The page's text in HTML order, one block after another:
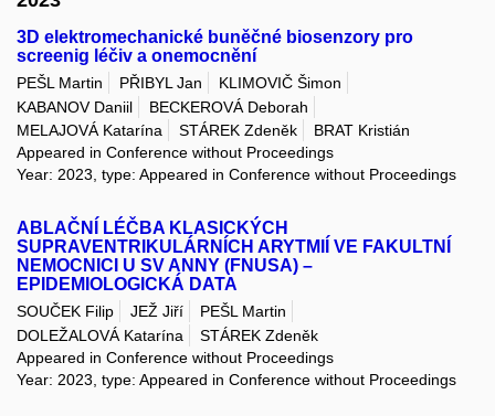
3D elektromechanické buněčné biosenzory pro
screenig léčiv a onemocnění
PEŠL Martin PŘIBYL Jan
KLIMOVIČ Šimon
KABANOV Daniil
BECKEROVÁ Deborah
MELAJOVÁ Katarína
STÁREK Zdeněk
BRAT Kristián
Appeared in Conference without Proceedings
Year: 2023, type: Appeared in Conference without Proceedings
ABLAČNÍ LÉČBA KLASICKÝCH
SUPRAVENTRIKULÁRNÍCH ARYTMIÍ VE FAKULTNÍ
NEMOCNICI U SV ANNY (FNUSA) –
EPIDEMIOLOGICKÁ DATA
SOUČEK Filip JEŽ Jiří
PEŠL Martin
DOLEŽALOVÁ Katarína
STÁREK Zdeněk
Appeared in Conference without Proceedings
Year: 2023, type: Appeared in Conference without Proceedings